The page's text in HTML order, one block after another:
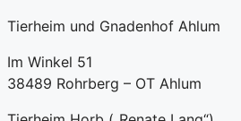
Tierheim und Gnadenhof Ahlum
Im Winkel 51
38489 Rohrberg – OT Ahlum